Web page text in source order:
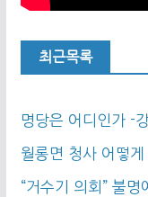
최근목록
명당은 어디인가 -
월롱면 청사 어떻
“거수기 의회” 불명